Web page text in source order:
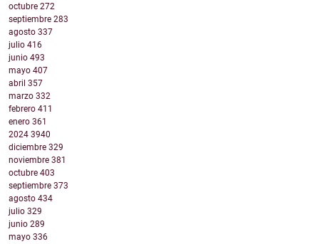
octubre 272
septiembre 283
agosto 337
julio 416
junio 493
mayo 407
abril 357
marzo 332
febrero 411
enero 361
2024 3940
diciembre 329
noviembre 381
octubre 403
septiembre 373
agosto 434
julio 329
junio 289
mayo 336